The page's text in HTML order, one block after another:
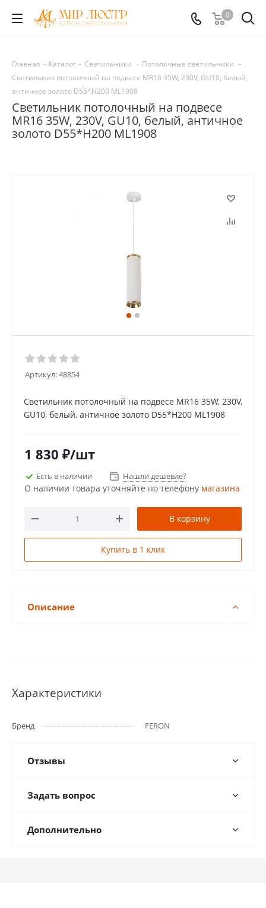
0
Главная - Каталог - Светильники - Потолочные светильники -
Светильник потолочный на подвесе MR16 35W, 230V, GU10, белый,
античное золото D55*H200 ML1908
Светильник потолочный на подвесе
MR16 35W, 230V, GU10, белый, античное
золото D55*H200 ML1908
Артикул:48854
Светильник потолочный на подвесе MR16 35W, 230V,
GU10, белый, античное золото D55*H200 ML1908
1 830 ₽/шт
Есть в наличии Нашли дешевле?
О наличии товара уточняйте по телефону магазина
В корзину
Купить в 1 клик
Описание
Характеристики
Бренд FERON
Отзывы
Задать вопрос
Дополнительно